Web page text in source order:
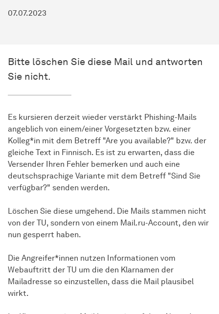
07.07.2023
Bitte löschen Sie diese Mail und antworten
Sie nicht.
Es kursieren derzeit wieder verstärkt Phishing-Mails
angeblich von einem/einer Vorgesetzten bzw. einer
Kolleg*in mit dem Betreff "Are you available?" bzw. der
gleiche Text in Finnisch. Es ist zu erwarten, dass die
Versender Ihren Fehler bemerken und auch eine
deutschsprachige Variante mit dem Betreff "Sind Sie
verfügbar?" senden werden.
Löschen Sie diese umgehend. Die Mails stammen nicht
von der TU, sondern von einem Mail.ru-Account, den wir
nun gesperrt haben.
Die Angreifer*innen nutzen Informationen vom
Webauftritt der TU um die den Klarnamen der
Mailadresse so einzustellen, dass die Mail plausibel
wirkt.